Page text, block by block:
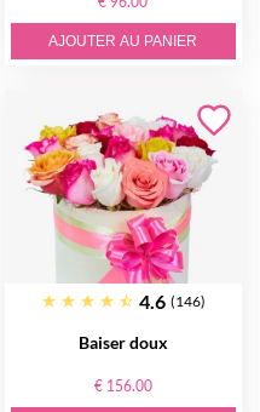
AJOUTER AU PANIER
4.6 (146)
Baiser doux
€ 156.00